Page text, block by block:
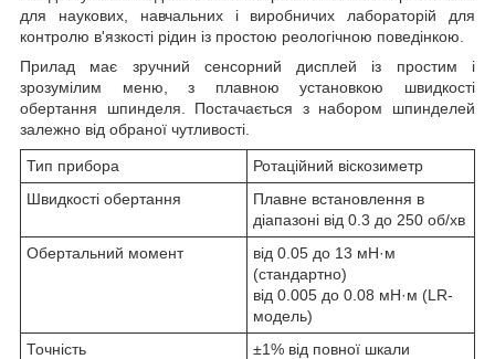
для наукових, навчальних і виробничих лабораторій для
контролю в'язкості рідин із простою реологічною поведінкою.
Прилад має зручний сенсорний дисплей із простим і
зрозумілим меню, з плавною установкою швидкості
обертання шпинделя. Постачається з набором шпинделей
залежно від обраної чутливості.
Тип прибора
Ротаційний віскозиметр
Швидкості обертання
Плавне встановлення в
діапазоні від 0.3 до 250 об/хв
Обертальний момент
від 0.05 до 13 мН·м
(стандартно)
від 0.005 до 0.08 мН·м (LR-
модель)
Точність
±1% від повної шкали